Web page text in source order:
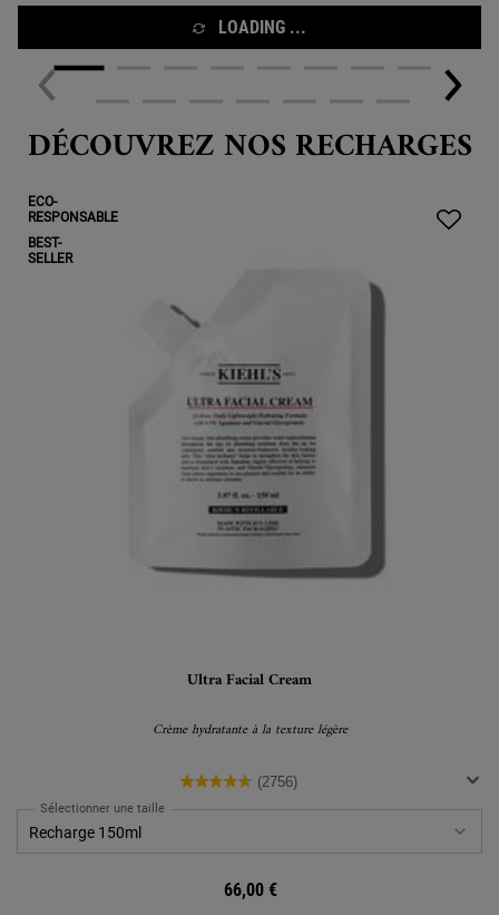
LOADING ...
DÉCOUVREZ NOS RECHARGES
ECO-
RESPONSABLE
BEST-
SELLER
Ultra Facial Cream
Crème hydratante à la texture légère
(2756)
Sélectionner une taille
66,00 €